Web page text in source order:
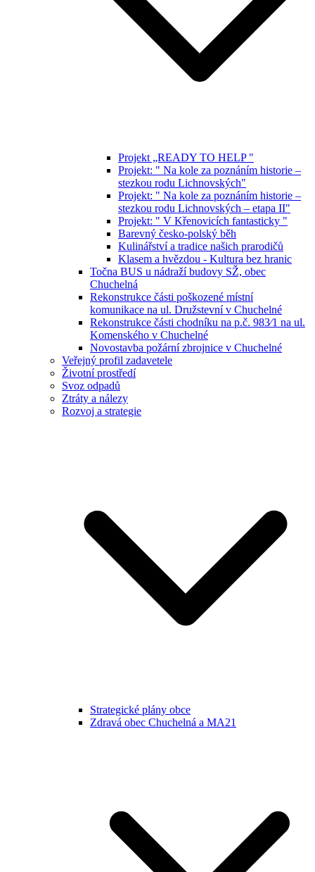
Projekt „READY TO HELP "
Projekt: " Na kole za poznáním historie –
stezkou rodu Lichnovských"
Projekt: " Na kole za poznáním historie –
stezkou rodu Lichnovských – etapa II"
Projekt: " V Křenovicích fantasticky "
Barevný česko-polský běh
Kulinářství a tradice našich prarodičů
Klasem a hvězdou - Kultura bez hranic
Točna BUS u nádraží budovy SŽ, obec
Chuchelná
Rekonstrukce části poškozené místní
komunikace na ul. Družstevní v Chuchelné
Rekonstrukce části chodníku na p.č. 983⁄1 na ul.
Komenského v Chuchelné
Novostavba požární zbrojnice v Chuchelné
Veřejný profil zadavetele
Životní prostředí
Svoz odpadů
Ztráty a nálezy
Rozvoj a strategie
Strategické plány obce
Zdravá obec Chuchelná a MA21